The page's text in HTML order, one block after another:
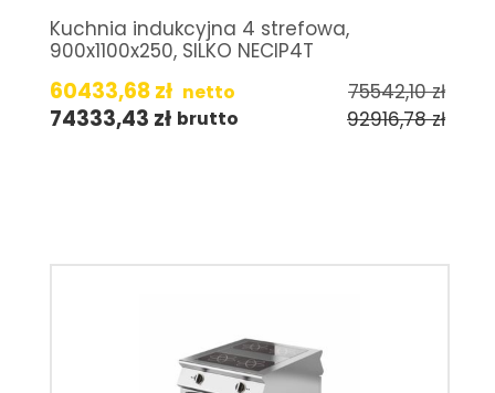
Kuchnia indukcyjna 4 strefowa,
900x1100x250, SILKO NECIP4T
60433,68zł netto 75542,10zł
74333,43 zł brutto 92916,78zł